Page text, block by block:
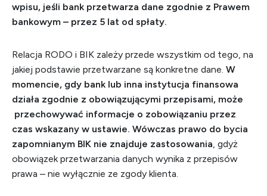
wpisu, jeśli bank przetwarza dane zgodnie z Prawem
bankowym – przez 5 lat od spłaty.
Relacja RODO i BIK zależy przede wszystkim od tego, na
jakiej podstawie przetwarzane są konkretne dane. W
momencie, gdy bank lub inna instytucja finansowa
działa zgodnie z obowiązującymi przepisami, może
przechowywać informacje o zobowiązaniu przez
czas wskazany w ustawie. Wówczas prawo do bycia
zapomnianym BIK nie znajduje zastosowania , gdyż
obowiązek przetwarzania danych wynika z przepisów
prawa – nie wyłącznie ze zgody klienta.